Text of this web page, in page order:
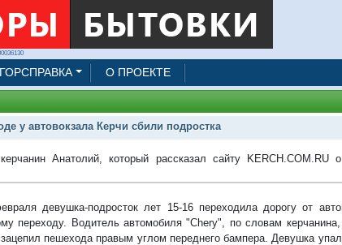
ГОРСПРАВКА О ПРОЕКТЕ
у автовокзала Керчи сбили подростка
Анатолий, который рассказал сайту KERCH.COM.RU
девушка-подросток лет 15-16 переходила дорогу от
переходу. Водитель автомобиля "Chery", по словам
пешехода правым углом переднего бампера. Девушка